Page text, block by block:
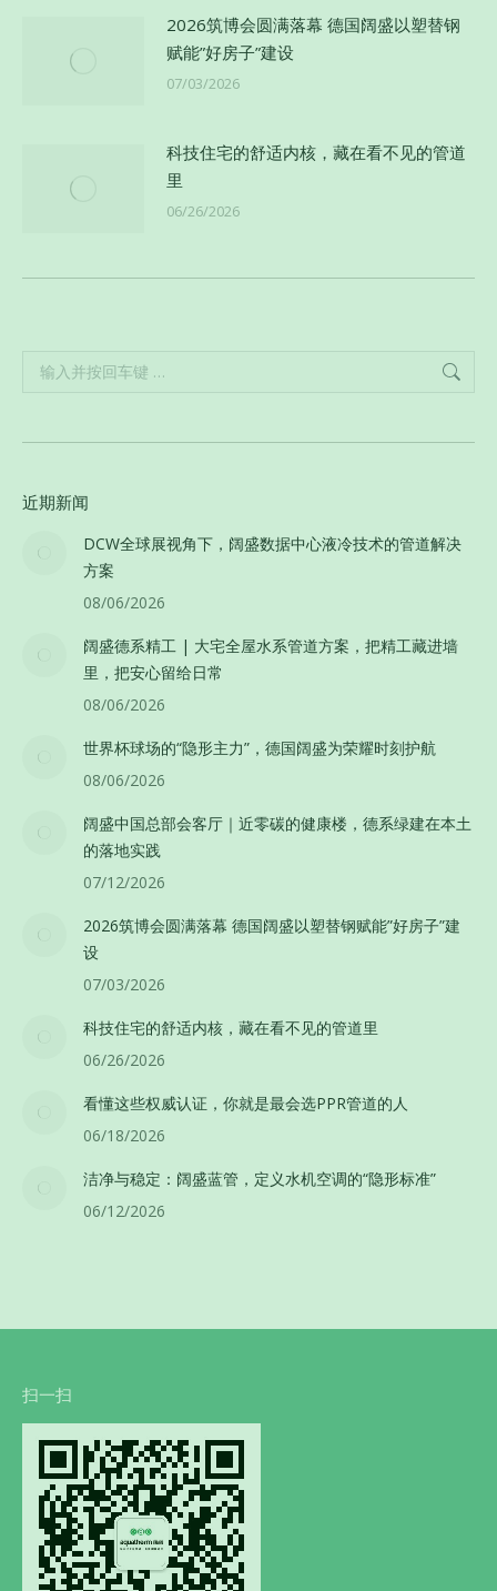
2026筑博会圆满落幕 德国阔盛以塑替钢
赋能”好房子”建设
07/03/2026
科技住宅的舒适内核，藏在看不见的管道
里
06/26/2026
Search:
近期新闻
DCW全球展视角下，阔盛数据中心液冷技术的管道解决
方案
08/06/2026
阔盛德系精工 | 大宅全屋水系管道方案，把精工藏进墙
里，把安心留给日常
08/06/2026
世界杯球场的“隐形主力”，德国阔盛为荣耀时刻护航
08/06/2026
阔盛中国总部会客厅｜近零碳的健康楼，德系绿建在本土
的落地实践
07/12/2026
2026筑博会圆满落幕 德国阔盛以塑替钢赋能”好房子”建
设
07/03/2026
科技住宅的舒适内核，藏在看不见的管道里
06/26/2026
看懂这些权威认证，你就是最会选PPR管道的人
06/18/2026
洁净与稳定：阔盛蓝管，定义水机空调的“隐形标准”
06/12/2026
扫一扫